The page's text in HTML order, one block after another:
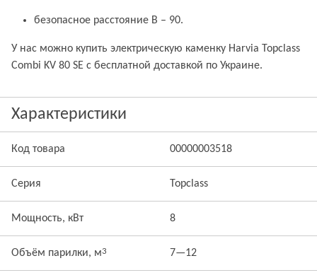
безопасное расстояние B – 90.
У нас можно купить электрическую каменку Harvia Topclass
Combi KV 80 SE с бесплатной доставкой по Украине.
Характеристики
Код товара 00000003518
Серия Topclass
Мощность, кВт 8
Объём парилки, м3 7—12